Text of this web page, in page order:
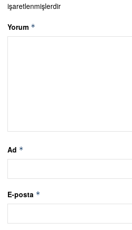
işaretlenmişlerdir
Yorum *
Ad *
E-posta *